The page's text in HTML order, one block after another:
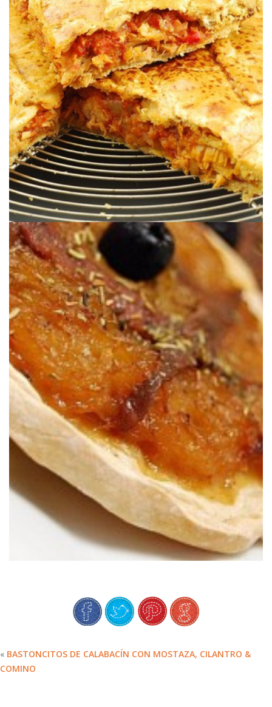
EMPANADA GALLEGA DE ATÚN &
PIMIENTOS
La clásica de toda la vida con atún y pimiento y masa casera.
PISSALADIERE o PIZZA DE CEBOLLA
CONFITADA & ANCHOAS CON MASA
CASERA (CON MASA MADRE)
Una tarta de cebolla y anchoas típica del Sur de Francia con una base
al estilo pizza con masa madre.
« BASTONCITOS DE CALABACÍN CON MOSTAZA, CILANTRO &
COMINO